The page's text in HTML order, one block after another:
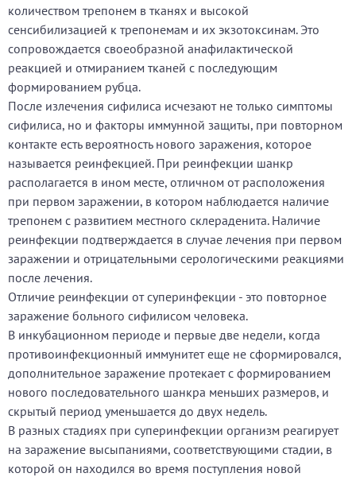
количеством трепонем в тканях и высокой
сенсибилизацией к трепонемам и их экзотоксинам. Это
сопровождается своеобразной анафилактической
реакцией и отмиранием тканей с последующим
формированием рубца.
После излечения сифилиса исчезают не только симптомы
сифилиса, но и факторы иммунной защиты, при повторном
контакте есть вероятность нового заражения, которое
называется реинфекцией. При реинфекции шанкр
располагается в ином месте, отличном от расположения
при первом заражении, в котором наблюдается наличие
трепонем с развитием местного склераденита. Наличие
реинфекции подтверждается в случае лечения при первом
заражении и отрицательными серологическими реакциями
после лечения.
Отличие реинфекции от суперинфекции - это повторное
заражение больного сифилисом человека.
В инкубационном периоде и первые две недели, когда
противоинфекционный иммунитет еще не сформировался,
дополнительное заражение протекает с формированием
нового последовательного шанкра меньших размеров, и
скрытый период уменьшается до двух недель.
В разных стадиях при суперинфекции организм реагирует
на заражение высыпаниями, соответствующими стадии, в
которой он находился во время поступления новой